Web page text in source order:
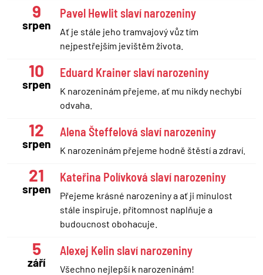
9
srpen
Pavel Hewlit slaví narozeniny
Ať je stále jeho tramvajový vůz tím
nejpestřejším jevištěm života.
10
srpen
Eduard Krainer slaví narozeniny
K narozeninám přejeme, ať mu nikdy nechybí
odvaha.
12
srpen
Alena Šteffelová slaví narozeniny
K narozeninám přejeme hodně štěstí a zdraví.
21
srpen
Kateřina Polívková slaví narozeniny
Přejeme krásné narozeniny a ať ji minulost
stále inspiruje, přítomnost naplňuje a
budoucnost obohacuje.
5
září
Alexej Kelin slaví narozeniny
Všechno nejlepší k narozeninám!